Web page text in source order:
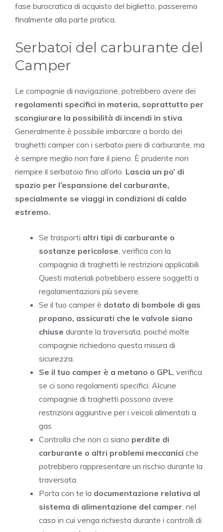
fase burocratica di acquisto del biglietto, passeremo
finalmente alla parte pratica.
Serbatoi del carburante del
Camper
Le compagnie di navigazione, potrebbero avere dei
regolamenti specifici in materia, soprattutto per
scongiurare la possibilità di incendi in stiva
Generalmente è possibile imbarcare a bordo dei
traghetti camper con i serbatoi pieni di carburante, ma
è sempre meglio non fare il pieno. È prudente non
riempire il serbatoio fino all’orlo. Lascia un po’ di
spazio per l’espansione del carburante,
specialmente se viaggi in condizioni di caldo
estremo.
Se trasporti altri tipi di carburante o
sostanze pericolose , verifica con la
compagnia di traghetti le restrizioni applicabili.
Questi materiali potrebbero essere soggetti a
regolamentazioni più severe.
Se il tuo camper è dotato di bombole di gas
propano, assicurati che le valvole siano
chiuse durante la traversata, poiché molte
compagnie richiedono questa misura di
sicurezza.
Se il tuo camper è a metano o GPL , verifica
se ci sono regolamenti specifici. Alcune
compagnie di traghetti possono avere
restrizioni aggiuntive per i veicoli alimentati a
gas
Controlla che non ci siano perdite di
carburante o altri problemi meccanici che
potrebbero rappresentare un rischio durante la
traversata.
Porta con te la documentazione relativa al
sistema di alimentazione del camper , nel
caso in cui venga richiesta durante i controlli di